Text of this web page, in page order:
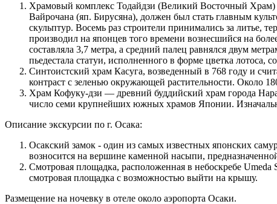
Храмовый комплекс Тодайдзи (Великий Восточный Храм)
Вайрочана (яп. Бирусяна), должен был стать главным
скульптур. Восемь раз строители принимались за литье,
производил на японцев того времени вознесшийся на
составляла 3,7 метра, а средний палец равнялся двум
пьедестала статуи, исполненного в форме цветка лотоса,
Синтоистский храм Касуга, возведенный в 768 году и
контраст с зеленью окружающей растительности. Около
Храм Кофуку-дзи — древний буддийский храм города
число семи крупнейших южных храмов Японии.
Описание экскурсии по г. Осака:
Осакский замок - один из самых известных японских
возносится на вершине каменной насыпи,
Смотровая площадка, расположенная в небоскребе
смотровая площадка с возможностью выйти на крышу.
Размещение на ночевку в отеле около аэропорта Осаки.